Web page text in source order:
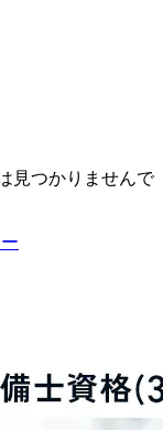
見つかりませんで